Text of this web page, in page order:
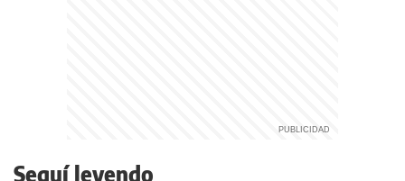
Seguí leyendo